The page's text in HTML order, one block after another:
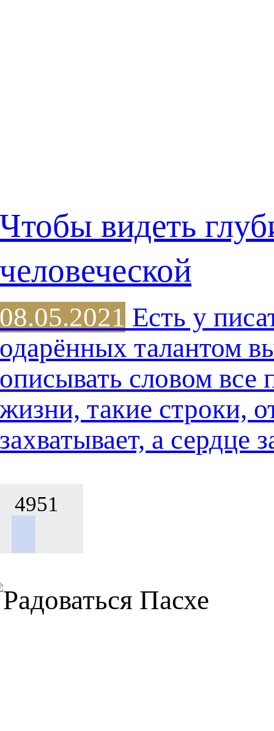
Чтобы видеть
человеческой
08.05.2021 Есть у
одарённых талантом
описывать словом все
жизни, такие строки,
захватывает, а сердце
4951